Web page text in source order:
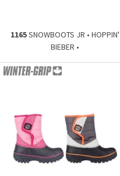
1165SNOWBOOTS JR • HOPPIN'
BIEBER •